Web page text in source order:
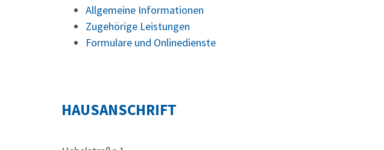
Allgemeine Informationen
Zugehörige Leistungen
Formulare und Onlinedienste
HAUSANSCHRIFT